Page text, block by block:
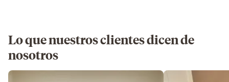
Lo que nuestros clientes dicen de
nosotros